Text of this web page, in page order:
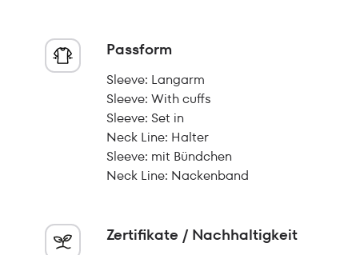
Passform
Sleeve: Langarm
Sleeve: With cuffs
Sleeve: Set in
Neck Line: Halter
Sleeve: mit Bündchen
Neck Line: Nackenband
Zertifikate / Nachhaltigkeit